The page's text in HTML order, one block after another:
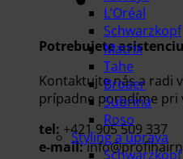
Potrebujete
Kontaktujte nás a radi
prípadne poradíme pri
tel: +421 905 509 337
e-mail:
L’Oréal
Schwarzkopf
Matrix
Tahe
Broaer
Subrina
Roso
Styling a úprava
Schwarzkopf